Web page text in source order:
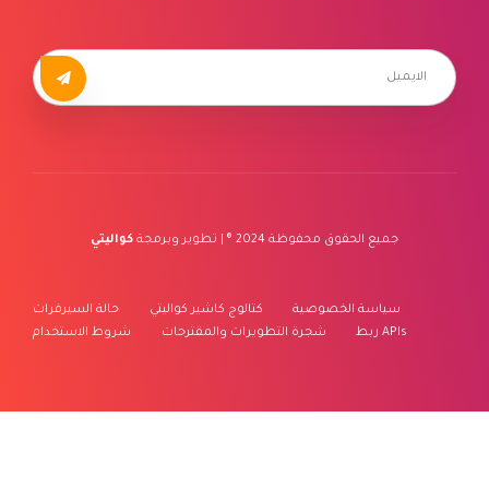
جميع الحقوق محفوظة 2024 ® | تطوير وبرمجة كواليتي
حالة السيرفرات كتالوج كاشير كواليتي
سياسة الخصوصية
شروط الاستخدام
شجرة التطويرات والمقترحات ربط APIs